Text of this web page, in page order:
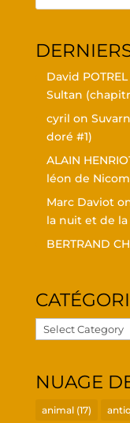
David POTREL
Sul­tan
cyril on
doré #1)
ALAIN
léon de
Marc Daviot
la nuit et de
BERTRAND
Caté­
go­
NUAGE
animal(17)